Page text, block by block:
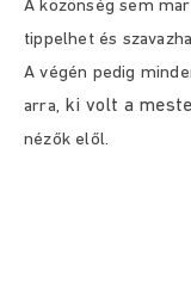
A közönség sem
tippelhet és
A végén pedig
arra, ki volt a
nézők elől.